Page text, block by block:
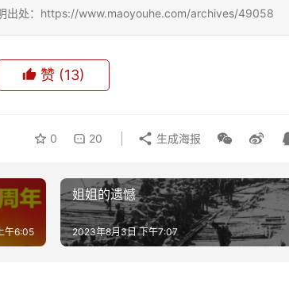
出处：https://www.maoyouhe.com/archives/49058
赞 (13)
0 20 生成海报
午6:05
姐姐的遗憾
2023年8月3日 下午7:07